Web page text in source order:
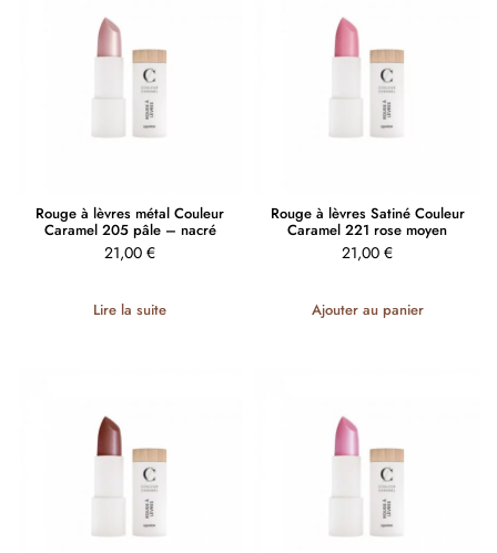
Rouge à lèvres métal Couleur
Caramel 205 pâle – nacré
21,00 €
Lire la suite
Rouge à lèvres Satiné Couleur
Caramel 221 rose moyen
21,00 €
Ajouter au panier